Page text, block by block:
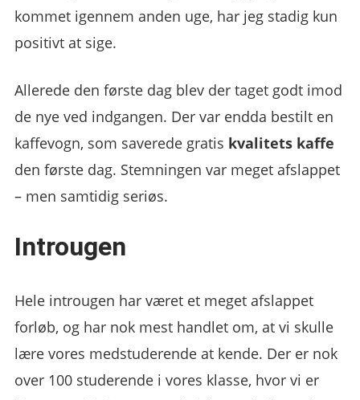
kommet igennem anden uge, har jeg stadig kun
positivt at sige.
Allerede den første dag blev der taget godt imod
de nye ved indgangen. Der var endda bestilt en
kaffevogn, som saverede gratis kvalitets kaffe
den første dag. Stemningen var meget afslappet
– men samtidig seriøs.
Introugen
Hele introugen har været et meget afslappet
forløb, og har nok mest handlet om, at vi skulle
lære vores medstuderende at kende. Der er nok
over 100 studerende i vores klasse, hvor vi er